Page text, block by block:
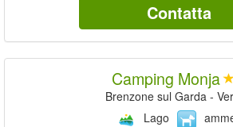
Contatta
Camping Monja
Brenzone sul Garda -
Lago